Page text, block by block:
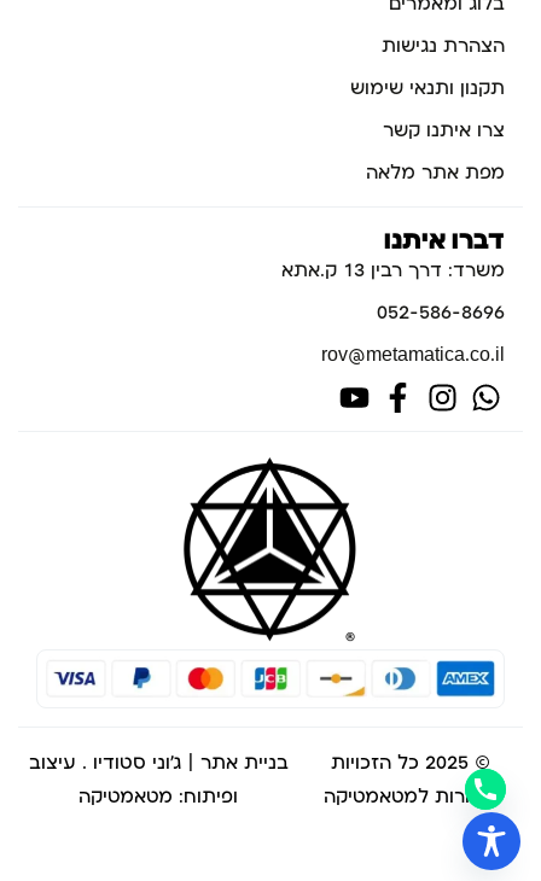
הצהרת נגישות
תקנון ותנאי שימוש
צרו איתנו קשר
מפת אתר מלאה
דברו איתנו
משרד: דרך רבין 13 ק.אתא
052-586-8696
rov@metamatica.co.il
© 2025 כל הזכויות
שמורות למטאמטיקה
בניית אתר | ג'וני סטודיו . עיצוב
ופיתוח: מטאמטיקה